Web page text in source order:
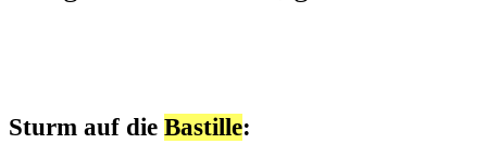
Sturm auf die Bastille: